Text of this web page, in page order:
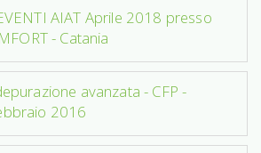
AIAT Aprile 2018 presso
- Catania
avanzata - CFP -
2016